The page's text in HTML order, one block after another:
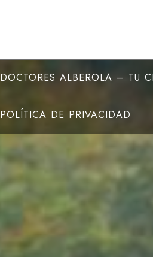
DOCTORES ALBEROLA – TU
POLÍTICA DE PRIVACIDAD